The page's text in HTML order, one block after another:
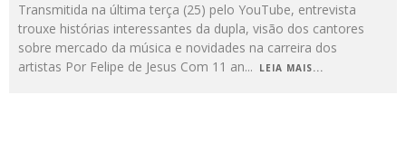
Transmitida na última terça (25) pelo YouTube, entrevista
trouxe histórias interessantes da dupla, visão dos cantores
sobre mercado da música e novidades na carreira dos
artistas Por Felipe de Jesus Com 11 an... LEIA MAIS...